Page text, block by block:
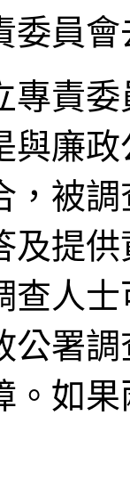
委員
專責
與廉
，被
及提
查人
公署
。如